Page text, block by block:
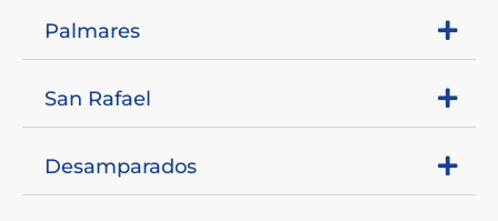
Palmares
San Rafael
Desamparados